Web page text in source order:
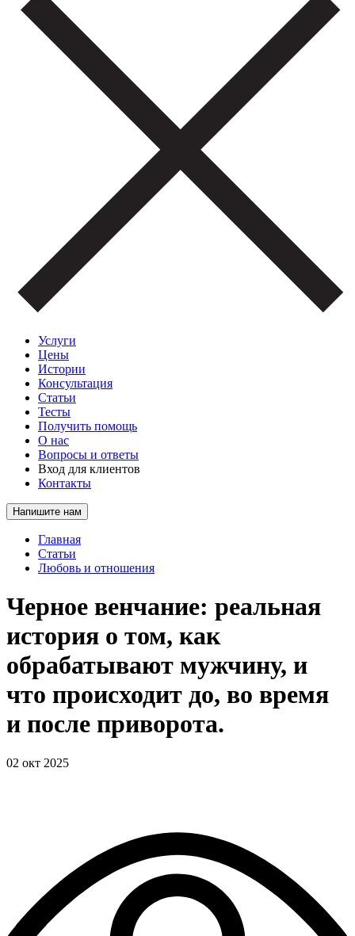
Услуги
Цены
Истории
Консультация
Статьи
Тесты
Получить помощь
О нас
Вопросы и ответы
Вход для клиентов
Контакты
Напишите нам
Главная
Статьи
Любовь и отношения
Черное венчание: реальная
история о том, как
обрабатывают мужчину, и
что происходит до, во время
и после приворота.
02 окт 2025